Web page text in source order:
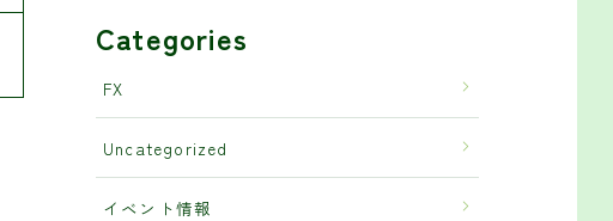
Categories
FX
Uncategorized
イベント情報